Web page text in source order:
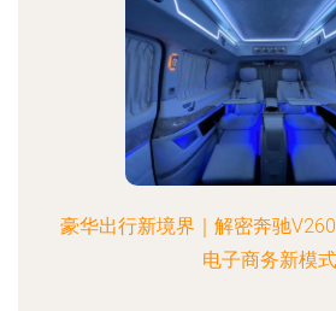
豪华出行新境界｜解密奔驰
电子商务新模式